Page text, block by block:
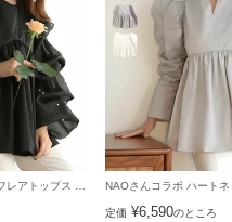
NAOさんコラボ パール袖フレアトップス 裾フレア ペプラム ボリューム袖 長袖 ブラウス トップス レディース 春 夏【m807】【即納:1～2日以内に発送予定（店舗休業日を除く）】【送料無料】メ込
定価 ¥6,590のところ